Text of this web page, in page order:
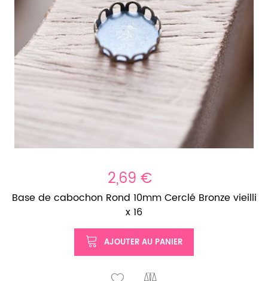
2,69 €
Base de cabochon Rond 10mm Cerclé Bronze vieilli
x 16
AJOUTER AU PANIER